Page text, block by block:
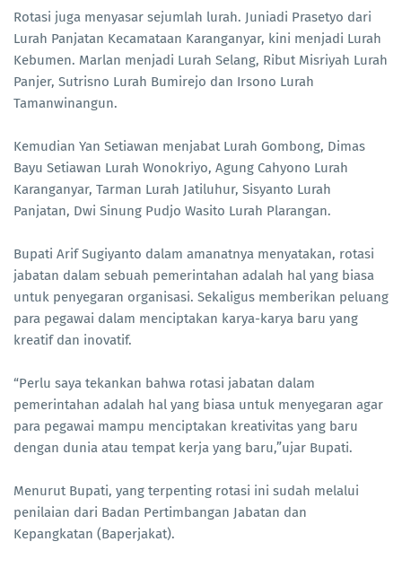
Rotasi juga menyasar sejumlah lurah. Juniadi Prasetyo dari
Lurah Panjatan Kecamataan Karanganyar, kini menjadi Lurah
Kebumen. Marlan menjadi Lurah Selang, Ribut Misriyah Lurah
Panjer, Sutrisno Lurah Bumirejo dan Irsono Lurah
Tamanwinangun.
Kemudian Yan Setiawan menjabat Lurah Gombong, Dimas
Bayu Setiawan Lurah Wonokriyo, Agung Cahyono Lurah
Karanganyar, Tarman Lurah Jatiluhur, Sisyanto Lurah
Panjatan, Dwi Sinung Pudjo Wasito Lurah Plarangan.
Bupati Arif Sugiyanto dalam amanatnya menyatakan, rotasi
jabatan dalam sebuah pemerintahan adalah hal yang biasa
untuk penyegaran organisasi. Sekaligus memberikan peluang
para pegawai dalam menciptakan karya-karya baru yang
kreatif dan inovatif.
“Perlu saya tekankan bahwa rotasi jabatan dalam
pemerintahan adalah hal yang biasa untuk menyegaran agar
para pegawai mampu menciptakan kreativitas yang baru
dengan dunia atau tempat kerja yang baru,”ujar Bupati.
Menurut Bupati, yang terpenting rotasi ini sudah melalui
penilaian dari Badan Pertimbangan Jabatan dan
Kepangkatan (Baperjakat).